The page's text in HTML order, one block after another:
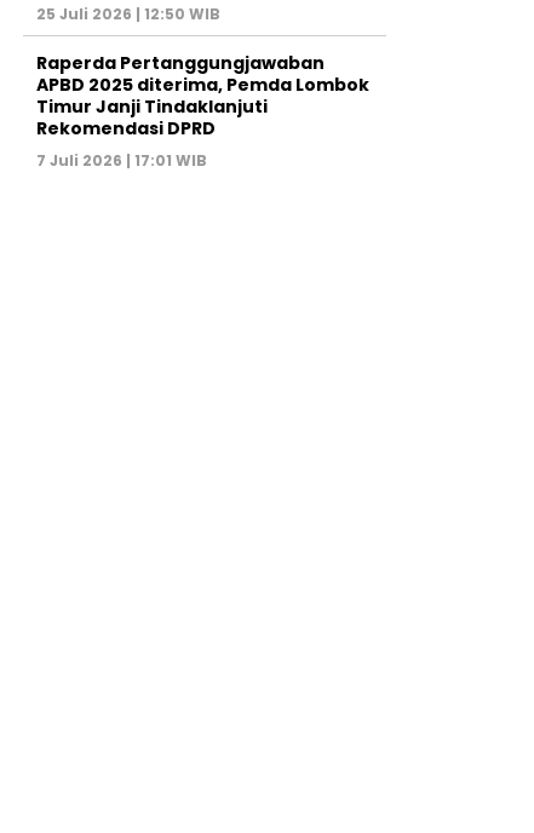
25 Juli 2026 | 12:50 WIB
Raperda Pertanggungjawaban
APBD 2025 diterima, Pemda Lombok
Timur Janji Tindaklanjuti
Rekomendasi DPRD
7 Juli 2026 | 17:01 WIB